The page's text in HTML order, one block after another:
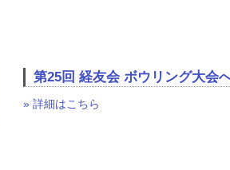
第25回 経友会 ボウリング大会
» 詳細はこちら